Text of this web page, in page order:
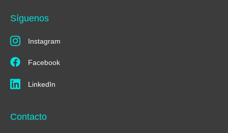
Síguenos
Instagram
Facebook
LinkedIn
Contacto